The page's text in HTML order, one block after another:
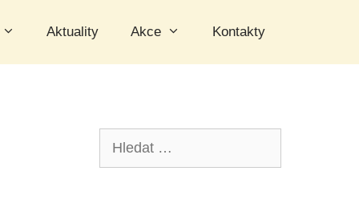
Aktuality Akce Kontakty
Hledat: